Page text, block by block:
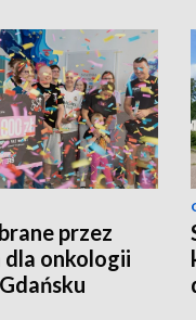
przez
onkologii